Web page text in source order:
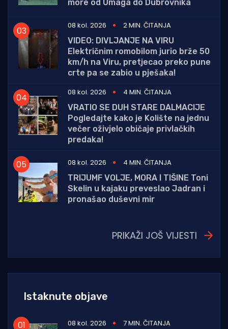
more od Umaga do Dubrovnika
08 kol. 2026
2 MIN. ČITANJA
VIDEO: DIVLJANJE NA VIRU
Električnim romobilom jurio brže 50
km/h na Viru, pretjecao preko pune
crte pa se zabio u pješaka!
08 kol. 2026
4 MIN. ČITANJA
VRATIO SE DUH STARE DALMACIJE
Pogledajte kako je Kolište na jednu
večer oživjelo običaje privlačkih
predaka!
08 kol. 2026
4 MIN. ČITANJA
TRIJUMF VOLJE, MORA I TIŠINE Toni
Skelin u kajaku preveslao Jadran i
pronašao duševni mir
PRIKAŽI JOŠ VIJESTI
Istaknute objave
08 kol. 2026
7 MIN. ČITANJA